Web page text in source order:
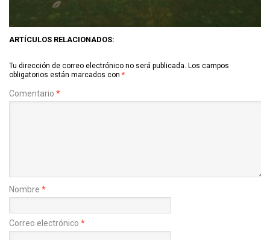
ARTÍCULOS RELACIONADOS:
Tu dirección de correo electrónico no será publicada. Los campos
obligatorios están marcados con *
Comentario *
Nombre *
Correo electrónico *